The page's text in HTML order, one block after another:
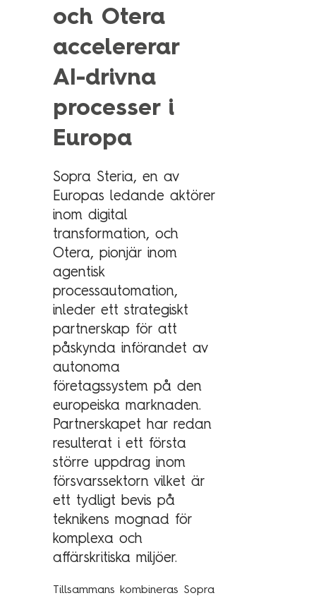
Technology Management
Branschexpertis
Hälsa & sjukvård
Telekom & media
Försvar & säkerhet
Medlemsorganisationer
Myndigheter
Transport & fordon
Finans
Kundcase
Om oss
Hållbarhet
Mångfald
Utmärkelser
Våra kontor
Vår historia
Vision och kultur
Schweiz
Singapore
Storbritannien
Tyskland
Sopra Steria Global
Sopra Banking Software
Sopra HR Software
och Otera
accelererar
AI-drivna
processer i
Europa
Sopra Steria, en av
Europas ledande aktörer
inom digital
transformation, och
Otera, pionjär inom
agentisk
processautomation,
inleder ett strategiskt
partnerskap för att
påskynda införandet av
autonoma
företagssystem på den
europeiska marknaden.
Partnerskapet har redan
resulterat i ett första
större uppdrag inom
försvarssektorn vilket är
ett tydligt bevis på
teknikens mognad för
komplexa och
affärskritiska miljöer.
Tillsammans kombineras Sopra